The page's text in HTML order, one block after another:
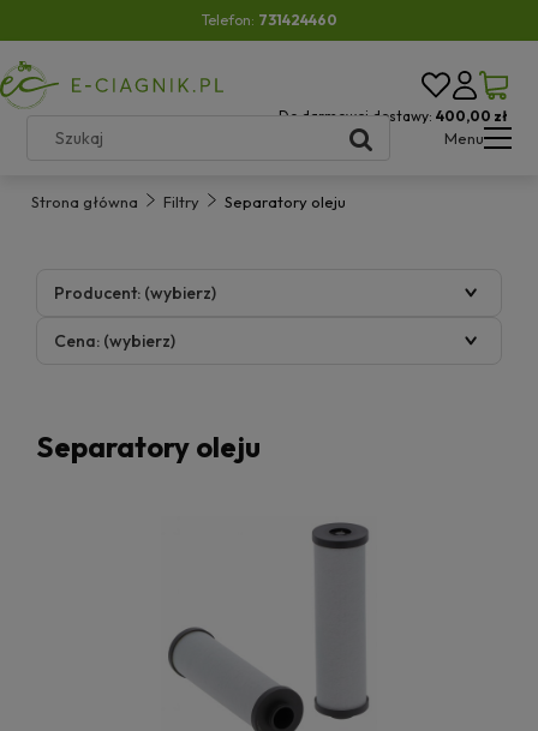
Telefon: 731424460
Do darmowej dostawy: 400,00 zł
Menu
Strona główna Filtry Separatory oleju
Producent: (wybierz)
Cena: (wybierz)
Separatory oleju